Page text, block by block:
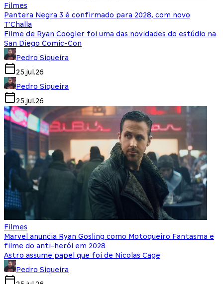
Filmes
Pantera Negra 3 é confirmado para 2028, com novo
T'Challa
Filme de Ryan Coogler foi uma das novidades do estúdio na
San Diego Comic-Con
Pedro Siqueira
25.jul.26
Pedro Siqueira
25.jul.26
Filmes
Marvel anuncia Ryan Gosling como Motoqueiro Fantasma e
filme do anti-herói em 2028
Astro assume papel que foi de Nicolas Cage
Pedro Siqueira